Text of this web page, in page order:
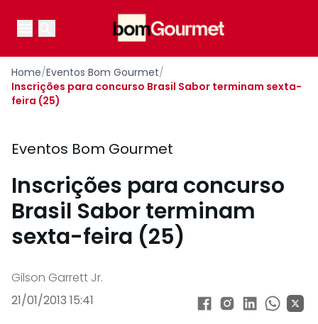
Open main menu
Open main menu
Home/Eventos Bom Gourmet/
Inscrições para concurso Brasil Sabor terminam sexta-
feira (25)
Eventos Bom Gourmet
Inscrições para concurso
Brasil Sabor terminam
sexta-feira (25)
Gilson Garrett Jr.
21/01/2013 15:41